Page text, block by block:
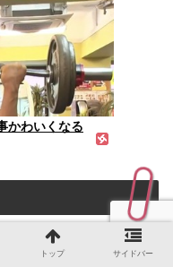
かわいくなる
トップ サイドバー